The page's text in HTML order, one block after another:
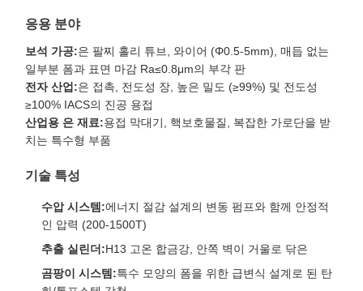
응용 분야
보석 가공:은 팔찌 홀리 튜브, 와이어 (Φ0.5-5mm), 매듭 없는
일부분 폼과 표면 마감 Ra≤0.8μm의 부각 판
전자 산업:은 접촉, 전도성 장, 높은 밀도 (≥99%) 및 전도성
≥100% IACS의 진공 용접
산업용 은 재료:용접 막대기, 핵보호물질, 복잡한 가로단을 받
치는 특수형 부품
기술 특성
수압 시스템:에너지 절감 설계의 변동 펌프와 함께 안정적
인 압력 (200-1500T)
추출 실린더:H13 고온 합금강, 안쪽 벽이 거울로 닦은
곰팡이 시스템:특수 모양의 폼을 위한 급변식 설계로 된 탄